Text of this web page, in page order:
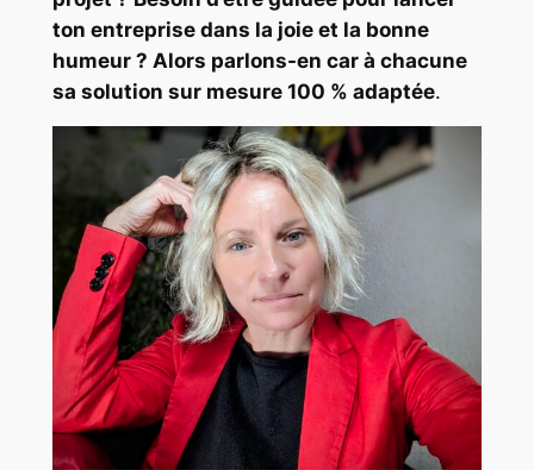
ton entreprise dans la joie et la bonne
humeur ? Alors parlons-en car à chacune
sa solution sur mesure 100 % adaptée.